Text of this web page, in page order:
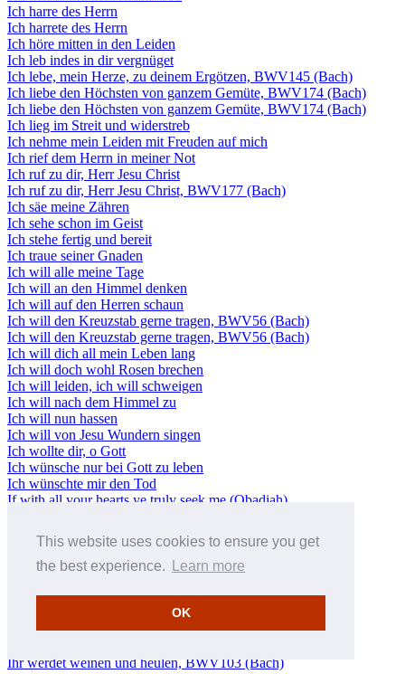
This website uses cookies to ensure you get
the best experience.
Learn more
OK
Ich harre des Herrn
Ich harrete des Herrn
Ich höre mitten in den Leiden
Ich leb indes in dir vergnüget
Ich lebe, mein Herze, zu deinem Ergötzen, BWV145 (Bach)
Ich liebe den Höchsten von ganzem Gemüte, BWV174 (Bach)
Ich liebe den Höchsten von ganzem Gemüte, BWV174 (Bach)
Ich lieg im Streit und widerstreb
Ich nehme mein Leiden mit Freuden auf mich
Ich rief dem Herrn in meiner Not
Ich ruf zu dir, Herr Jesu Christ
Ich ruf zu dir, Herr Jesu Christ, BWV177 (Bach)
Ich säe meine Zähren
Ich sehe schon im Geist
Ich stehe fertig und bereit
Ich traue seiner Gnaden
Ich will alle meine Tage
Ich will an den Himmel denken
Ich will auf den Herren schaun
Ich will den Kreuzstab gerne tragen, BWV56 (Bach)
Ich will den Kreuzstab gerne tragen, BWV56 (Bach)
Ich will dich all mein Leben lang
Ich will doch wohl Rosen brechen
Ich will leiden, ich will schweigen
Ich will nach dem Himmel zu
Ich will nun hassen
Ich will von Jesu Wundern singen
Ich wollte dir, o Gott
Ich wünsche nur bei Gott zu leben
Ich wünschte mir den Tod
If with all your hearts ye truly seek me (Obadiah)
Ihr Gedanken und ihr Sinnen
Ihr habt nun Traurigkeit
Ihr Himmel jubilirt von oben (Kuhnau)
Ihr Menschen, rühmet Gottes Liebe, BWV167 (Bach)
Ihr Menschen, rühmet Gottes Liebe, BWV167 (Bach)
Ihr Völker! bringet her dem Herrn
Ihr werdet weinen und heulen, BWV103 (Bach)